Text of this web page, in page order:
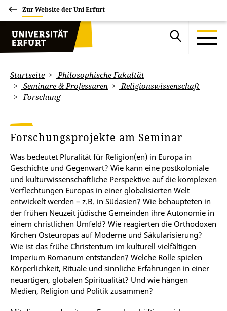
Zur Website der Uni Erfurt
Startseite
Philosophische Fakultät
Seminare & Professuren
Religionswissenschaft
Forschung
Forschungsprojekte am Seminar
Was bedeutet Pluralität für Religion(en) in Europa in
Geschichte und Gegenwart? Wie kann eine postkoloniale
und kulturwissenschaftliche Perspektive auf die komplexen
Verflechtungen Europas in einer globalisierten Welt
entwickelt werden – z.B. in Südasien? Wie behaupteten in
der frühen Neuzeit jüdische Gemeinden ihre Autonomie in
einem christlichen Umfeld? Wie reagierten die Orthodoxen
Kirchen Osteuropas auf Moderne und Säkularisierung?
Wie ist das frühe Christentum im kulturell vielfältigen
Imperium Romanum entstanden? Welche Rolle spielen
Körperlichkeit, Rituale und sinnliche Erfahrungen in einer
neuartigen, globalen Spiritualität? Und wie hängen
Medien, Religion und Politik zusammen?